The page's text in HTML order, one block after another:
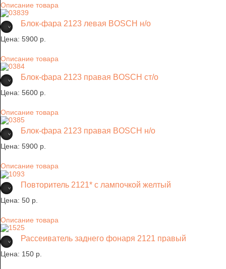
Описание товара
Блок-фара 2123 левая BOSCH н/о
Цена: 5900 p.
Описание товара
Блок-фара 2123 правая BOSCH ст/о
Цена: 5600 p.
Описание товара
Блок-фара 2123 правая BOSCH н/о
Цена: 5900 p.
Описание товара
Повторитель 2121* с лампочкой желтый
Цена: 50 p.
Описание товара
Рассеиватель заднего фонаря 2121 правый
Цена: 150 p.